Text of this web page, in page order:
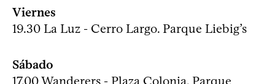
Viernes
19.30 La Luz - Cerro Largo. Parque Liebig’s
Sábado
17.00 Wanderers - Plaza Colonia. Parque